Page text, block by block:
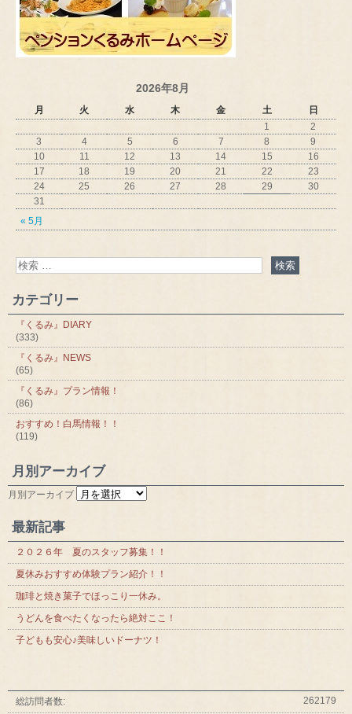
2026年8月
月 火 水 木 金 土 日
« 5月
1
2
3
4 5 6 7 8
9
10
11 12 13 14 15
16
17
18 19 20 21 22
23
24
25 26 27 28 29
30
31
カテゴリー
『くるみ』DIARY
(333)
『くるみ』NEWS
(65)
『くるみ』プラン情報！
(86)
おすすめ！白馬情報！！
(119)
月別アーカイブ
月別アーカイブ
最新記事
２０２６年 夏のスタッフ募集！！
夏休みおすすめ体験プラン紹介！！
珈琲と焼き菓子でほっこり一休み。
うどんを食べたくなったら絶対ここ！
子どもも安心♪美味しいドーナツ！
262179
総訪問者数: